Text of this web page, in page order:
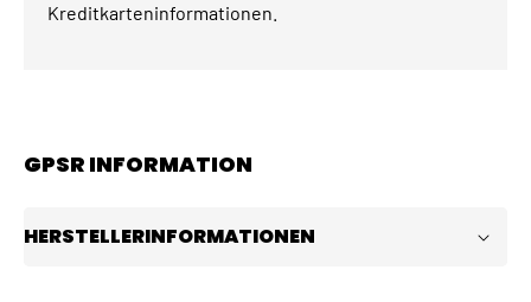
Kreditkarteninformationen.
GPSR INFORMATION
HERSTELLERINFORMATIONEN